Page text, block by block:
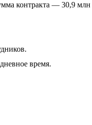
контракта — 30,9 млн
время.